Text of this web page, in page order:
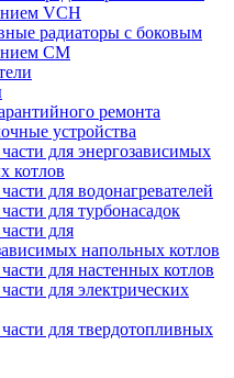
VCH
радиаторы с боковым
CM
ремонта
устройства
для энергозависимых
котлов
для водонагревателей
для турбонасадок
для
напольных котлов
для настенных котлов
для электрических
для твердотопливных